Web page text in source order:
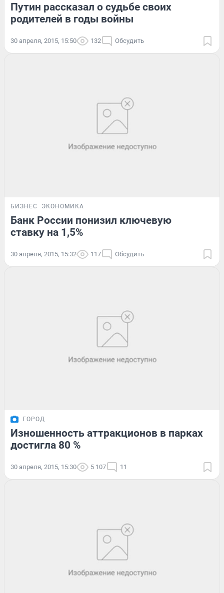
Путин рассказал о судьбе своих
родителей в годы войны
30 апреля, 2015, 15:50 132 Обсудить
БИЗНЕС ЭКОНОМИКА
Банк России понизил ключевую
ставку на 1,5%
30 апреля, 2015, 15:32 117 Обсудить
ГОРОД
Изношенность аттракционов в парках
достигла 80 %
30 апреля, 2015, 15:30 5 107 11